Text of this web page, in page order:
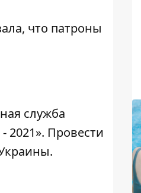
что патроны
служба
2021». Провести